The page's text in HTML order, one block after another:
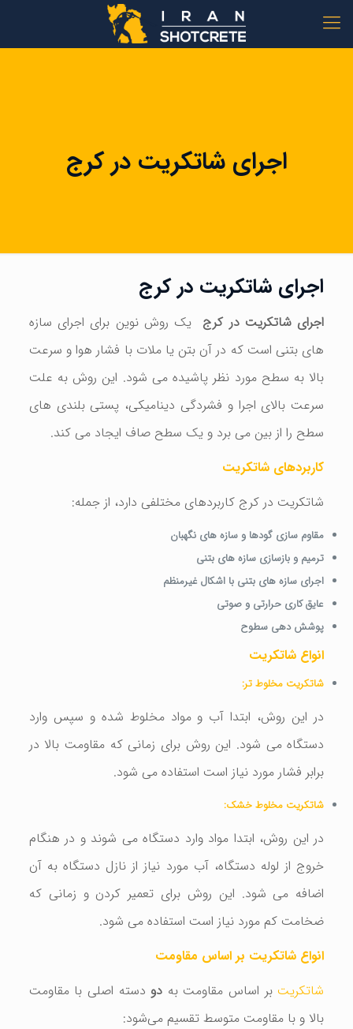
اجرای شاتکریت در کرج
اجرای شاتکریت در کرج
اجرای شاتکریت در کرج یک روش نوین برای اجرای سازه
های بتنی است که در آن بتن یا ملات با فشار هوا و سرعت
بالا به سطح مورد نظر پاشیده می شود. این روش به علت
سرعت بالای اجرا و فشردگی دینامیکی، پستی بلندی های
سطح را از بین می برد و یک سطح صاف ایجاد می کند.
کاربردهای شاتکریت
شاتکریت در کرج کاربردهای مختلفی دارد، از جمله:
مقاوم سازی گودها و سازه های نگهبان
ترمیم و بازسازی سازه های بتنی
اجرای سازه های بتنی با اشکال غیرمنظم
عایق کاری حرارتی و صوتی
پوشش دهی سطوح
انواع شاتکریت
شاتکریت مخلوط تر:
در این روش، ابتدا آب و مواد مخلوط شده و سپس وارد
دستگاه می شود. این روش برای زمانی که مقاومت بالا در
برابر فشار مورد نیاز است استفاده می شود.
شاتکریت مخلوط خشک:
در این روش، ابتدا مواد وارد دستگاه می شوند و در هنگام
خروج از لوله دستگاه، آب مورد نیاز از نازل دستگاه به آن
اضافه می شود. این روش برای تعمیر کردن و زمانی که
ضخامت کم مورد نیاز است استفاده می شود.
انواع شاتکریت بر اساس مقاومت
شاتکریتبر اساس مقاومت به دو دسته اصلی با مقاومت
بالا و با مقاومت متوسط تقسیم می‌شود: